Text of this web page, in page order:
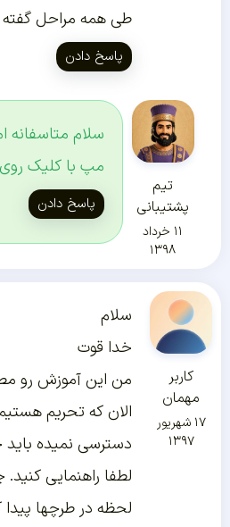
طی همه مراحل
پاسخ دادن
تیم
پشتیبانی
۱۱ خرداد
۱۳۹۸
سلام متاسفانه
مپ با کلیک
پاسخ دادن
کاربر
مهمان
۱۷ شهریور
۱۳۹۷
سلام
خدا قوت
من این آموزش رو
الان که تحریم
دسترسی نمیده باید
لطفا راهنمایی
لحظه در طرچها پیدا